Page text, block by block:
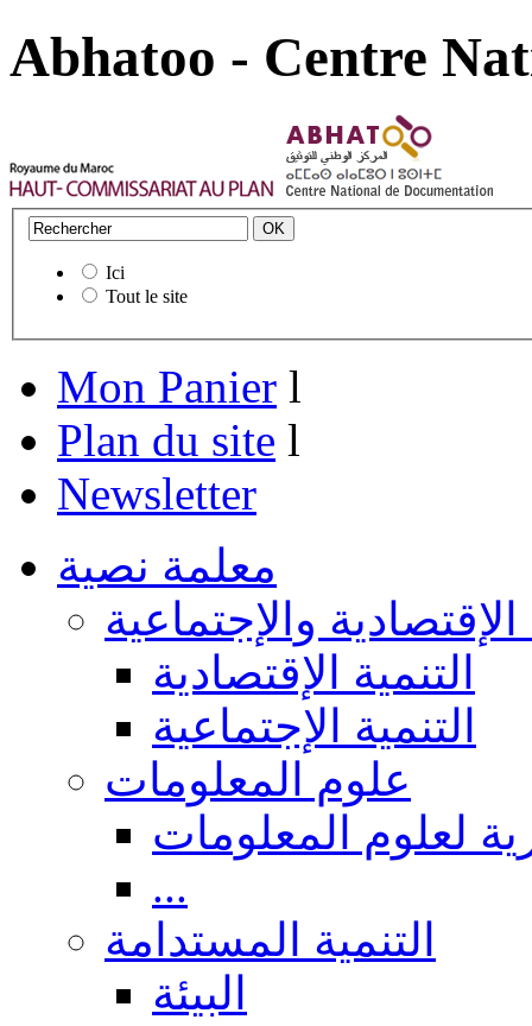
Abhatoo - Centre
Ici
Tout le site
Mon Panier l
Plan du site l
Newsletter
معلمة نصية
الإقتصادية والإجتماعية
التنمية الإقتصادية
التنمية الإجتماعية
علوم المعلومات
لعلوم المعلومات
...
التنمية المستدامة
البيئة